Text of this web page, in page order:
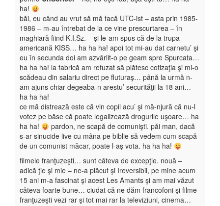
ha!
băi, eu când au vrut să mă facă UTC-ist – asta prin 1985-
1986 – m-au întrebat de la ce vine prescurtarea – în
maghiară fiind K.I.Sz. – şi le-am spus că de la trupa
americană KISS… ha ha ha! apoi tot mi-au dat carnetu’ şi
eu în secunda doi am azvârlit-o pe geam spre Spurcata…
ha ha ha! la fabrică am refuzat să plătesc cotizaţia şi mi-o
scădeau din salariu direct pe fluturaş… până la urmă n-
am ajuns chiar degeaba-n arestu’ securităţii la 18 ani…
ha ha ha!
ce mă distrează este că vin copii acu’ şi mă-njură că nu-l
votez pe băse că poate legalizează drogurile uşoare… ha
ha ha!
pardon, ne scapă de comunişti. păi man, dacă
s-ar sinucide live cu mâna pe biblie să vedem cum scapă
de un comunist măcar, poate l-aş vota. ha ha ha!
filmele franţuzeşti… sunt câteva de excepţie. nouă –
adică ţie şi mie – ne-a plăcut şi Ireversibil, pe mine acum
15 ani m-a fascinat şi acest Les Amants şi am mai văzut
câteva foarte bune… ciudat că ne dăm francofoni şi filme
franţuzeşti vezi rar şi tot mai rar la televiziuni, cinema…